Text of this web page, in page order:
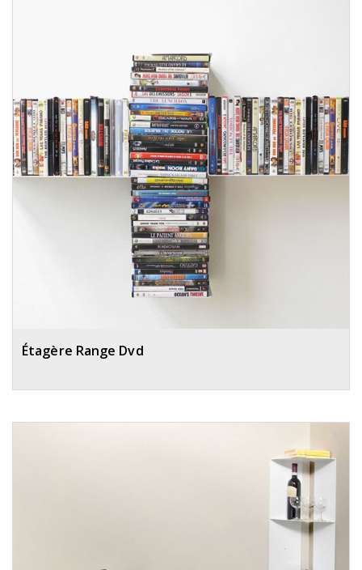
Étagère Range Dvd